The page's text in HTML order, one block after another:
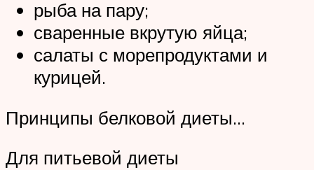
рыба на пару;
сваренные вкрутую яйца;
салаты с морепродуктами и
курицей.
Принципы белковой диеты…
Для питьевой диеты